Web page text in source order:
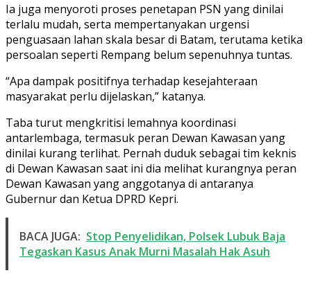
Ia juga menyoroti proses penetapan PSN yang dinilai
terlalu mudah, serta mempertanyakan urgensi
penguasaan lahan skala besar di Batam, terutama ketika
persoalan seperti Rempang belum sepenuhnya tuntas.
“Apa dampak positifnya terhadap kesejahteraan
masyarakat perlu dijelaskan,” katanya.
Taba turut mengkritisi lemahnya koordinasi
antarlembaga, termasuk peran Dewan Kawasan yang
dinilai kurang terlihat. Pernah duduk sebagai tim keknis
di Dewan Kawasan saat ini dia melihat kurangnya peran
Dewan Kawasan yang anggotanya di antaranya
Gubernur dan Ketua DPRD Kepri.
BACA JUGA: Stop Penyelidikan, Polsek Lubuk Baja
Tegaskan Kasus Anak Murni Masalah Hak Asuh